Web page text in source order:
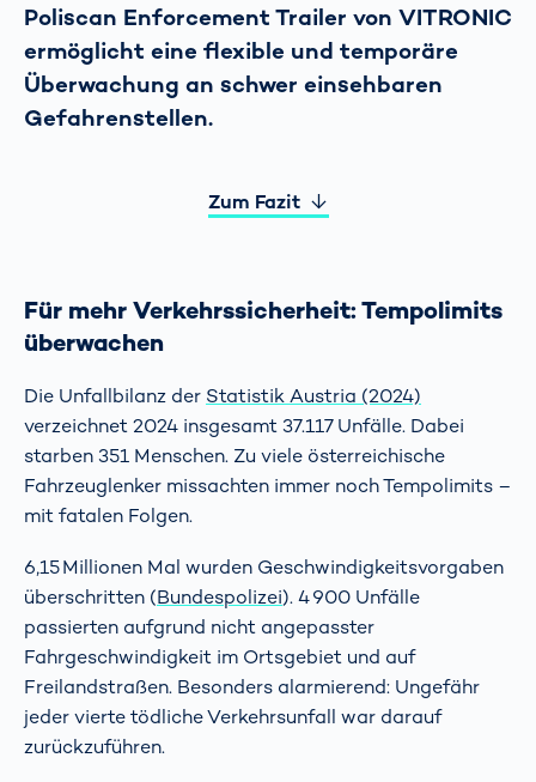
Poliscan Enforcement Trailer von VITRONIC
ermöglicht eine flexible und temporäre
Überwachung an schwer einsehbaren
Gefahrenstellen.
Zum Fazit
Für mehr Verkehrssicherheit: Tempolimits
überwachen
Die Unfallbilanz der Statistik Austria (2024)
verzeichnet 2024 insgesamt 37.117 Unfälle. Dabei
starben 351 Menschen. Zu viele österreichische
Fahrzeuglenker missachten immer noch Tempolimits –
mit fatalen Folgen.
6,15 Millionen Mal wurden Geschwindigkeitsvorgaben
überschritten (Bundespolizei). 4 900 Unfälle
passierten aufgrund nicht angepasster
Fahrgeschwindigkeit im Ortsgebiet und auf
Freilandstraßen. Besonders alarmierend: Ungefähr
jeder vierte tödliche Verkehrsunfall war darauf
zurückzuführen.